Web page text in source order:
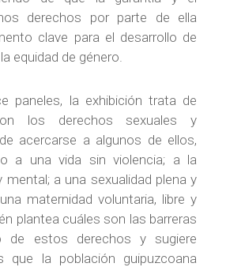
derechos por parte de ella
clave para el desarrollo de
equidad de género.
paneles, la exhibición trata de
los derechos sexuales y
acercarse a algunos de ellos,
a una vida sin violencia; a la
mental; a una sexualidad plena y
maternidad voluntaria, libre y
plantea cuáles son las barreras
de estos derechos y sugiere
que la población guipuzcoana